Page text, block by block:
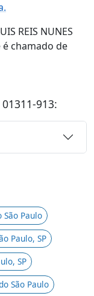
REIS NUNES
é chamado de
913:
São Paulo
Paulo, SP
SP
São Paulo